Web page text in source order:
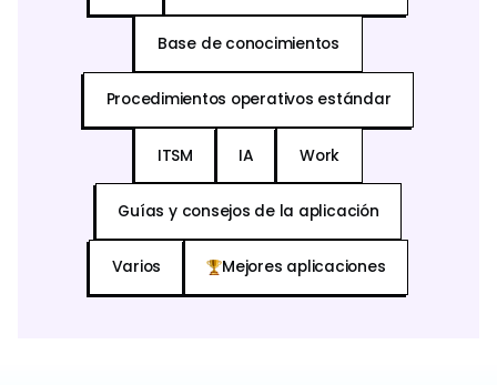
Base de conocimientos
Procedimientos operativos estándar
ITSM IA Work
Guías y consejos de la aplicación
Varios Mejores aplicaciones